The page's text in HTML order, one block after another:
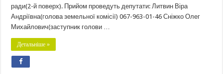
ради(2-й поверх). Прийом проведуть депутати: Литвин Віра
Андріївна(голова земельної комісії) 067-963-01-46 Сніжко Олег
Михайлович(заступник голови …
Детальніше »